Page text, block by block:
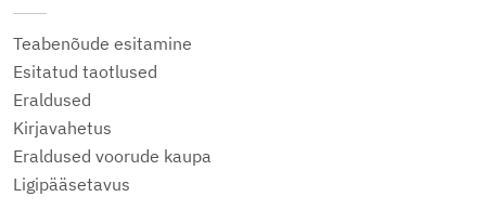
Teabenõude esitamine
Esitatud taotlused
Eraldused
Kirjavahetus
Eraldused voorude kaupa
Ligipääsetavus